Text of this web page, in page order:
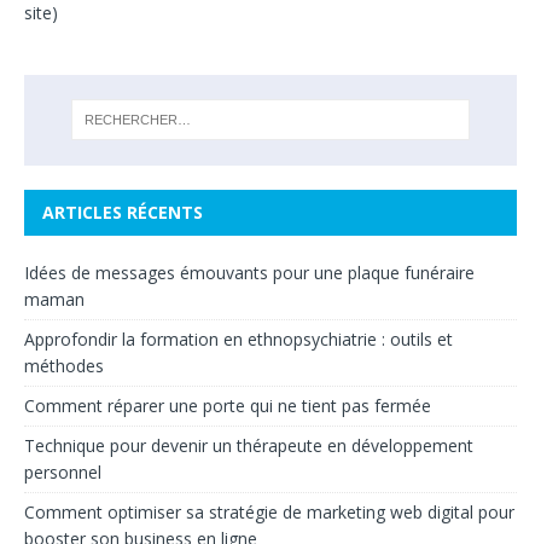
site)
ARTICLES RÉCENTS
Idées de messages émouvants pour une plaque funéraire
maman
Approfondir la formation en ethnopsychiatrie : outils et
méthodes
Comment réparer une porte qui ne tient pas fermée
Technique pour devenir un thérapeute en développement
personnel
Comment optimiser sa stratégie de marketing web digital pour
booster son business en ligne